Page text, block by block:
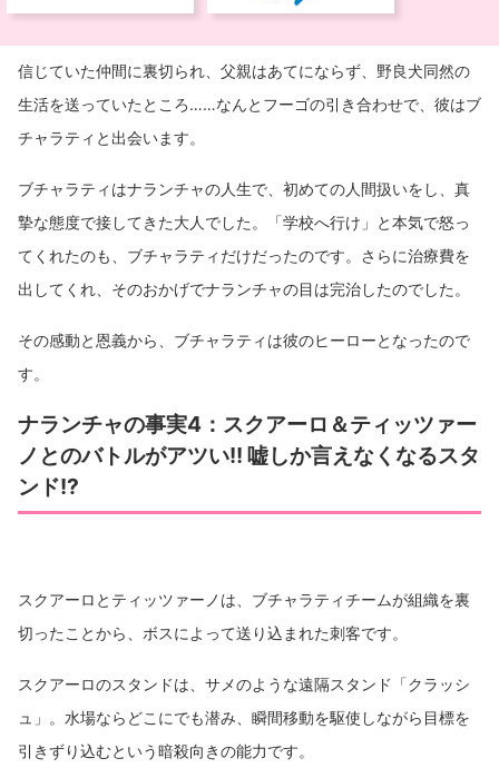
信じていた仲間に裏切られ、父親はあてにならず、野良犬同然の
生活を送っていたところ……なんとフーゴの引き合わせで、彼はブ
チャラティと出会います。
ブチャラティはナランチャの人生で、初めての人間扱いをし、真
摯な態度で接してきた大人でした。「学校へ行け」と本気で怒っ
てくれたのも、ブチャラティだけだったのです。さらに治療費を
出してくれ、そのおかげでナランチャの目は完治したのでした。
その感動と恩義から、ブチャラティは彼のヒーローとなったので
す。
ナランチャの事実4：スクアーロ＆ティッツァー
ノとのバトルがアツい!! 嘘しか言えなくなるスタ
ンド!?
スクアーロとティッツァーノは、ブチャラティチームが組織を裏
切ったことから、ボスによって送り込まれた刺客です。
スクアーロのスタンドは、サメのような遠隔スタンド「クラッシ
ュ」。水場ならどこにでも潜み、瞬間移動を駆使しながら目標を
引きずり込むという暗殺向きの能力です。